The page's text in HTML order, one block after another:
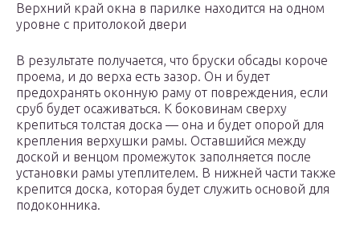
Верхний край окна в парилке находится на одном
уровне с притолокой двери
В результате получается, что бруски обсады короче
проема, и до верха есть зазор. Он и будет
предохранять оконную раму от повреждения, если
сруб будет осаживаться. К боковинам сверху
крепиться толстая доска — она и будет опорой для
крепления верхушки рамы. Оставшийся между
доской и венцом промежуток заполняется после
установки рамы утеплителем. В нижней части также
крепится доска, которая будет служить основой для
подоконника.